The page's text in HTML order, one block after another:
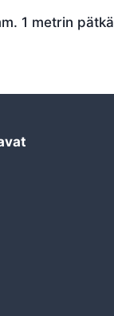
1 metrin pätkä